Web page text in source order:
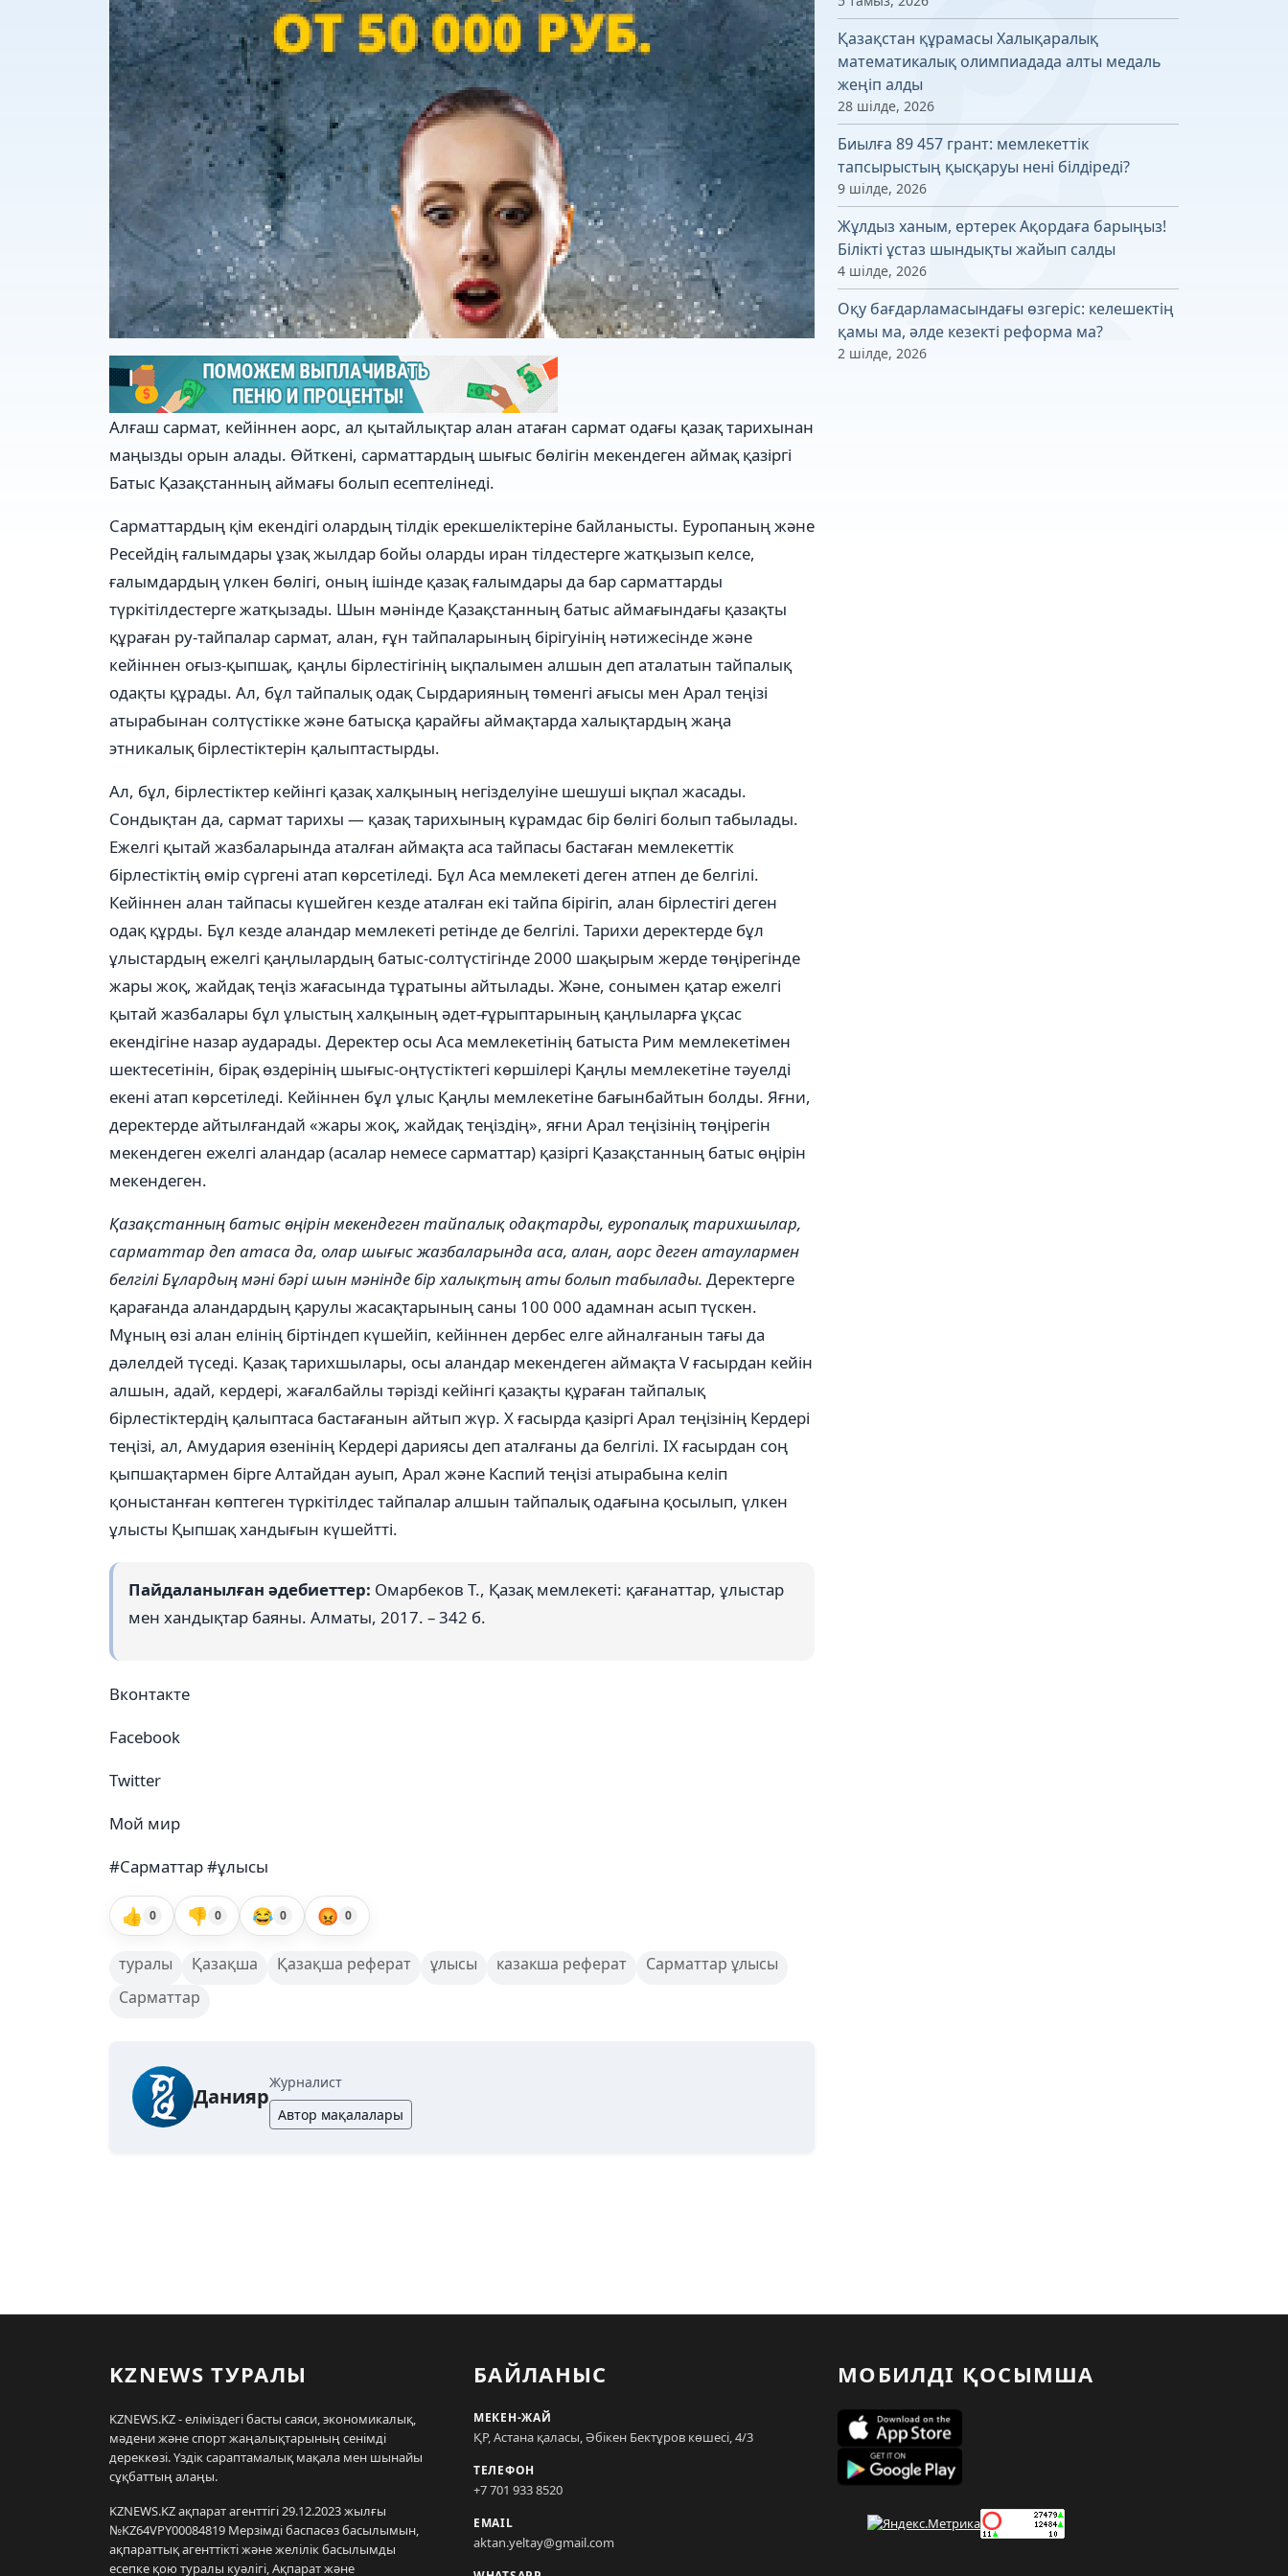
Алғаш сармат, кейіннен аорс, ал қытайлықтар алан атаған сармат одағы қазақ тарихынан
маңызды орын алады. Өйткені, сарматтардың шығыс бөлігін мекендеген аймақ қазіргі
Батыс Қазақстанның аймағы болып есептелінеді.
Сарматтардың қім екендігі олардың тілдік ерекшеліктеріне байланысты. Еуропаның және
Ресейдің ғалымдары ұзақ жылдар бойы оларды иран тілдестерге жатқызып келсе,
ғалымдардың үлкен бөлігі, оның ішінде қазақ ғалымдары да бар сарматтарды
түркітілдестерге жатқызады. Шын мәнінде Қазақстанның батыс аймағындағы қазақты
құраған ру-тайпалар сармат, алан, ғұн тайпаларының бірігуінің нәтижесінде және
кейіннен оғыз-қыпшақ, қаңлы бірлестігінің ықпалымен алшын деп аталатын тайпалық
одақты құрады. Ал, бұл тайпалық одақ Сырдарияның төменгі ағысы мен Арал теңізі
атырабынан солтүстікке және батысқа қарайғы аймақтарда халықтардың жаңа
этникалық бірлестіктерін қалыптастырды.
Ал, бұл, бірлестіктер кейінгі қазақ халқының негізделуіне шешуші ықпал жасады.
Сондықтан да, сармат тарихы — қазақ тарихының кұрамдас бір бөлігі болып табылады.
Ежелгі қытай жазбаларында аталған аймақта аса тайпасы бастаған мемлекеттік
бірлестіктің өмір сүргені атап көрсетіледі. Бұл Аса мемлекеті деген атпен де белгілі.
Кейіннен алан тайпасы күшейген кезде аталған екі тайпа бірігіп, алан бірлестігі деген
одақ құрды. Бұл кезде аландар мемлекеті ретінде де белгілі. Тарихи деректерде бұл
ұлыстардың ежелгі қаңлылардың батыс-солтүстігінде 2000 шақырым жерде төңірегінде
жары жоқ, жайдақ теңіз жағасында тұратыны айтылады. Және, сонымен қатар ежелгі
қытай жазбалары бұл ұлыстың халқының әдет-ғұрыптарының қаңлыларға ұқсас
екендігіне назар аударады. Деректер осы Аса мемлекетінің батыста Рим мемлекетімен
шектесетінін, бірақ өздерінің шығыс-оңтүстіктегі көршілері Қаңлы мемлекетіне тәуелді
екені атап көрсетіледі. Кейіннен бұл ұлыс Қаңлы мемлекетіне бағынбайтын болды. Яғни,
деректерде айтылғандай «жары жоқ, жайдақ теңіздің», яғни Арал теңізінің төңірегін
мекендеген ежелгі аландар (асалар немесе сарматтар) қазіргі Қазақстанның батыс өңірін
мекендеген.
Қазақстанның батыс өңірін мекендеген тайпалық одақтарды, еуропалық тарихшылар,
сарматтар деп атаса да, олар шығыс жазбаларында аса, алан, аорс деген атаулармен
белгілі Бұлардың мәні бәрі шын мәнінде бір халықтың аты болып табылады. Деректерге
қарағанда аландардың қарулы жасақтарының саны 100 000 адамнан асып түскен.
Мұның өзі алан елінің біртіндеп күшейіп, кейіннен дербес елге айналғанын тағы да
дәлелдей түседі. Қазақ тарихшылары, осы аландар мекендеген аймақта V ғасырдан кейін
алшын, адай, кердері, жағалбайлы тәрізді кейінгі қазақты құраған тайпалық
бірлестіктердің қалыптаса бастағанын айтып жүр. X ғасырда қазіргі Арал теңізінің Кердері
теңізі, ал, Амудария өзенінің Кердері дариясы деп аталғаны да белгілі. IX ғасырдан соң
қыпшақтармен бірге Алтайдан ауып, Арал және Каспий теңізі атырабына келіп
қоныстанған көптеген түркітілдес тайпалар алшын тайпалық одағына қосылып, үлкен
ұлысты Қыпшақ хандығын күшейтті.
Пайдаланылған әдебиеттер: Омарбеков Т., Қазақ мемлекеті: қағанаттар, ұлыстар
мен хандықтар баяны. Алматы, 2017. – 342 б.
Вконтакте
Facebook
Twitter
Мой мир
#Сарматтар #ұлысы
👍 0 👎 0 😂 0 😡 0
туралы Қазақша Қазақша реферат ұлысы казакша реферат
Сарматтар ұлысы
Сарматтар
Данияр
Журналист
Автор мақалалары
Қазақстан құрамасы Халықаралық
математикалық олимпиадада алты медаль
жеңіп алды
28 шілде, 2026
Биылға 89 457 грант: мемлекеттік
тапсырыстың қысқаруы нені білдіреді?
9 шілде, 2026
Жұлдыз ханым, ертерек Ақордаға барыңыз!
Білікті ұстаз шындықты жайып салды
4 шілде, 2026
Оқу бағдарламасындағы өзгеріс: келешектің
қамы ма, әлде кезекті реформа ма?
2 шілде, 2026
KZNEWS ТУРАЛЫ
KZNEWS.KZ - еліміздегі басты саяси, экономикалық,
мәдени және спорт жаңалықтарының сенімді
дереккөзі. Үздік сараптамалық мақала мен шынайы
сұқбаттың алаңы.
KZNEWS.KZ ақпарат агенттігі 29.12.2023 жылғы
№KZ64VPY00084819 Мерзімді баспасөз басылымын,
ақпараттық агенттікті және желілік басылымды
есепке қою туралы куәлігі, Ақпарат және
БАЙЛАНЫС
МЕКЕН-ЖАЙ
ҚР, Астана қаласы, Әбікен Бектұров көшесі, 4/3
ТЕЛЕФОН
+7 701 933 8520
EMAIL
aktan.yeltay@gmail.com
МОБИЛДІ ҚОСЫМША